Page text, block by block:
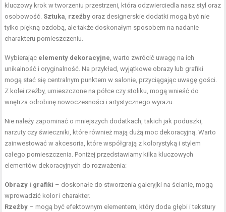
kluczowy krok w tworzeniu przestrzeni, która odzwierciedla nasz styl oraz
osobowość. Sztuka rzeźby oraz designerskie dodatki mogą być nie
tylko piękną ozdobą, ale także doskonałym sposobem na nadanie
charakteru pomieszczeniu.
Wybierając elementy dekoracyjne , warto zwrócić uwagę na ich
unikalność i oryginalność. Na przykład, wyjątkowe obrazy lub grafiki
mogą stać się centralnym punktem w salonie, przyciągając uwagę gości.
Z kolei rzeźby, umieszczone na półce czy stoliku, mogą wnieść do
wnętrza odrobinę nowoczesności i artystycznego wyrazu.
Nie należy zapominać o mniejszych dodatkach, takich jak poduszki,
narzuty czy świeczniki, które również mają dużą moc dekoracyjną. Warto
zainwestować w akcesoria, które współgrają z kolorystyką i stylem
całego pomieszczenia. Poniżej przedstawiamy kilka kluczowych
elementów dekoracyjnych do rozważenia:
Obrazy i grafiki – doskonałe do stworzenia galeryjki na ścianie, mogą
wprowadzić kolor i charakter.
Rzeźby – mogą być efektownym elementem, który doda głębi i tekstury